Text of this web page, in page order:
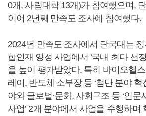
0개, 사립대학 13개)가 참여했으며,
이어 2년째 만족도 조사에 참여했다.
2024년 만족도 조사에서 단국대는
합인재 양성 사업에서 ‘국내 최다 선
을 높이 평가받았다. 특히 바이오헬
레이, 반도체 소부장 등 ‘첨단 분야 혁
야와 글로벌·문화, 사회구조 등 ‘인문
사업’ 2개 분야에서 사업을 수행하며